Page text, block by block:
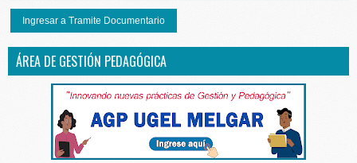
Ingresar a Tramite Documentario
ÁREA DE GESTIÓN PEDAGÓGICA